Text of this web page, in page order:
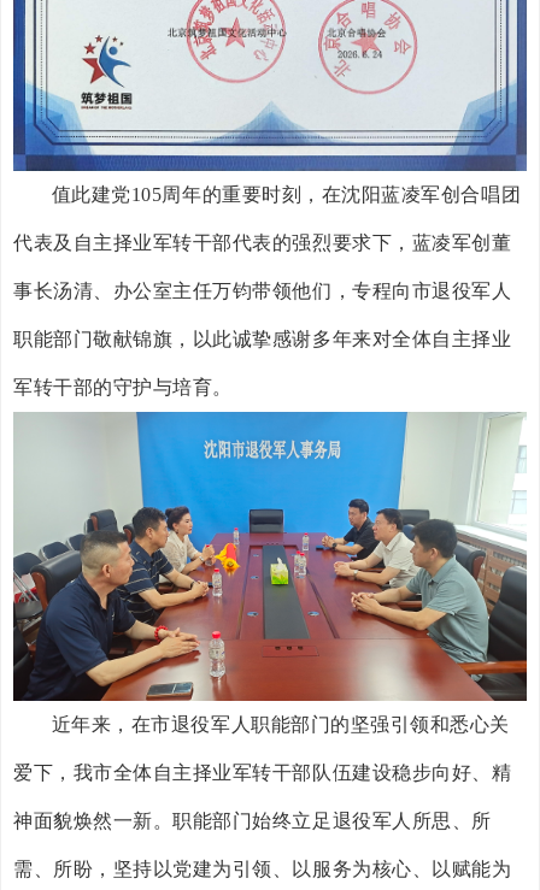
值此建党105周年的重要时刻，在沈阳蓝凌军创合唱团
代表及自主择业军转干部代表的强烈要求下，蓝凌军创董
事长汤清、办公室主任万钧带领他们，专程向市退役军人
职能部门敬献锦旗，以此诚挚感谢多年来对全体自主择业
军转干部的守护与培育。
近年来，在市退役军人职能部门的坚强引领和悉心关
爱下，我市全体自主择业军转干部队伍建设稳步向好、精
神面貌焕然一新。职能部门始终立足退役军人所思、所
需、所盼，坚持以党建为引领、以服务为核心、以赋能为